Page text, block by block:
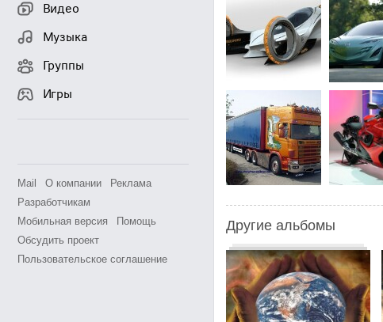
Видео
Музыка
Группы
Игры
Mail О компании
Реклама
Разработчикам
Мобильная версия
Помощь
Обсудить проект
Пользовательское соглашение
Другие альбомы